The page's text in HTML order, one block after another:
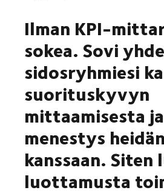
Ilman KPI-
sokea. Sovi
sidosryhmiesi
suorituskyvyn
mittaamisesta
menestys heidän
kanssaan. Siten
luottamusta